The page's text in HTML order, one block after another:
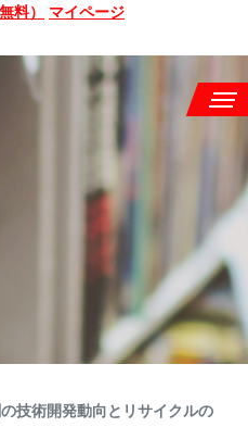
料） マイページ
技術開発動向とリサイクルの